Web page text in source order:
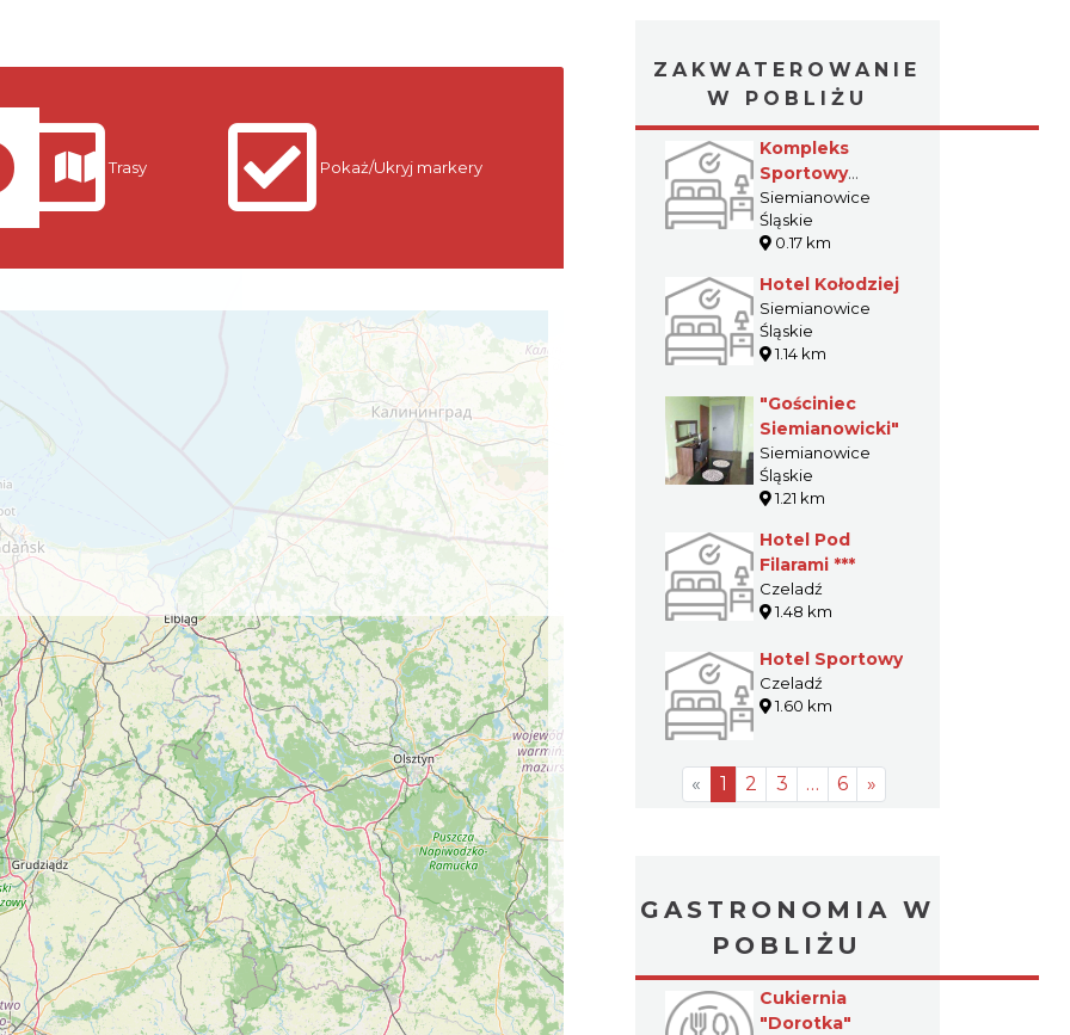
Trasy Pokaż/Ukryj markery
ZAKWATEROWANIE
W POBLIŻU
Kompleks
Sportowy
"Pszczelnik"
Siemianowice
Śląskie
0.17 km
Hotel Kołodziej
Siemianowice
Śląskie
1.14 km
"Gościniec
Siemianowicki"
Siemianowice
Śląskie
1.21 km
Hotel Pod
Filarami ***
Czeladź
1.48 km
Hotel Sportowy
Czeladź
1.60 km
« 1 2 3 … 6 »
GASTRONOMIA W
POBLIŻU
Cukiernia
"Dorotka"